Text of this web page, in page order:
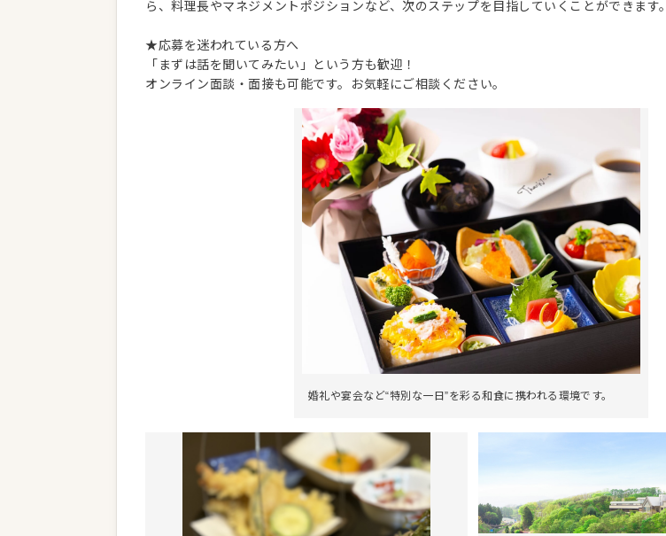
ら、料理長やマネジメントポジションなど、次のステップを目指していくことができます。
★応募を迷われている方へ
「まずは話を聞いてみたい」という方も歓迎！
オンライン面談・面接も可能です。お気軽にご相談ください。
婚礼や宴会など“特別な一日”を彩る和食に携われる環境です。